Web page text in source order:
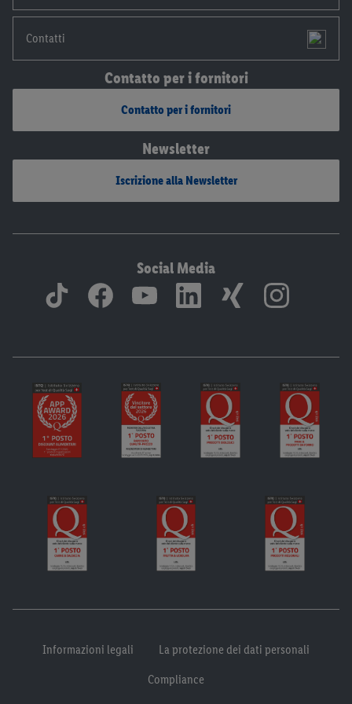
Contatti
Contatto per i fornitori
Contatto per i fornitori
Newsletter
Iscrizione alla Newsletter
Social Media
Informazioni legali
La protezione dei dati personali
Compliance